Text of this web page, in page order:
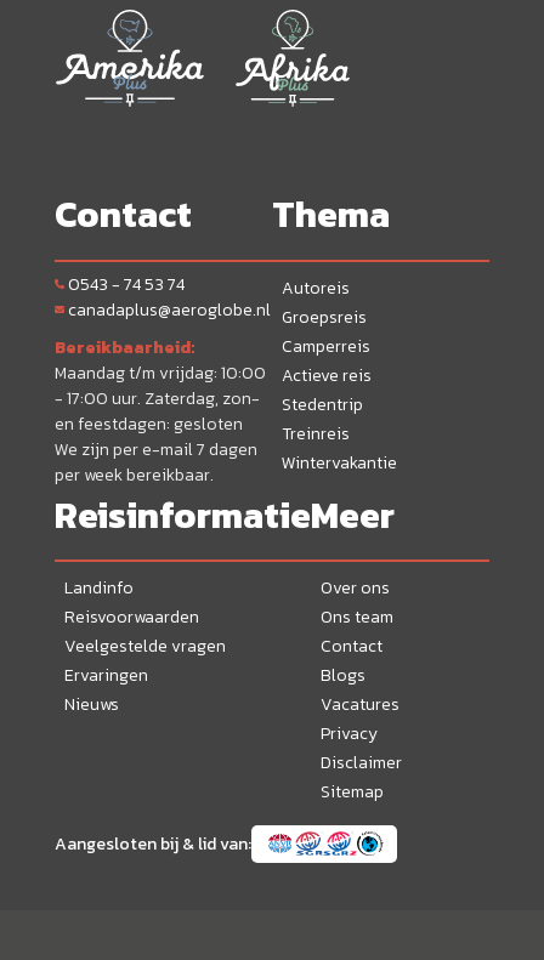
Contact
0543 - 74 53 74
canadaplus@aeroglobe.nl
Bereikbaarheid:
Maandag t/m vrijdag: 10:00
- 17:00 uur. Zaterdag, zon-
en feestdagen: gesloten
We zijn per e-mail 7 dagen
per week bereikbaar.
Thema
Autoreis
Groepsreis
Camperreis
Actieve reis
Stedentrip
Treinreis
Wintervakantie
Reisinformatie
Landinfo
Reisvoorwaarden
Veelgestelde vragen
Ervaringen
Nieuws
Meer
Over ons
Ons team
Contact
Blogs
Vacatures
Privacy
Disclaimer
Sitemap
Aangesloten bij & lid van: